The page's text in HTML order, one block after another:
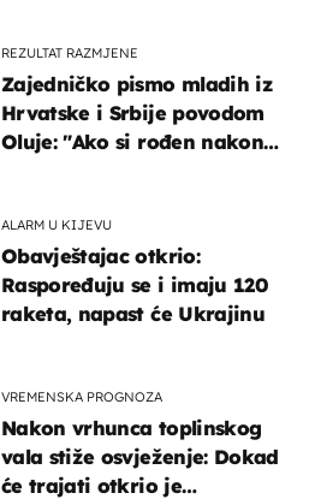
REZULTAT RAZMJENE
Zajedničko pismo mladih iz
Hrvatske i Srbije povodom
Oluje: "Ako si rođen nakon
ALARM U KIJEVU
Obavještajac otkrio:
Raspoređuju se i imaju 120
raketa, napast će Ukrajinu
VREMENSKA PROGNOZA
Nakon vrhunca toplinskog
vala stiže osvježenje: Dokad
će trajati otkrio je